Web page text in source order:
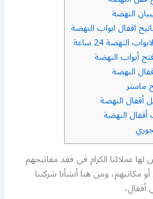
النهضة
اقفال ابواب النهضة
النهضة 24 ساعة
أبواب النهضة
النهضة
ماستر
أقفال النهضة
أقفال النهضة
عملائنا الكرام في فقد مفاتيحهم
مكاتبهم، ومن هنا أنشأنا شركتنا
أقفال،